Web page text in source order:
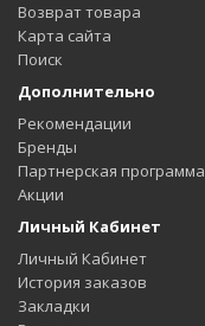
Возврат товара
Карта сайта
Поиск
Дополнительно
Рекомендации
Бренды
Партнерская программа
Акции
Личный Кабинет
Личный Кабинет
История заказов
Закладки